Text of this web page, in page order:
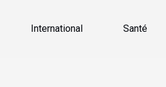
International Santé